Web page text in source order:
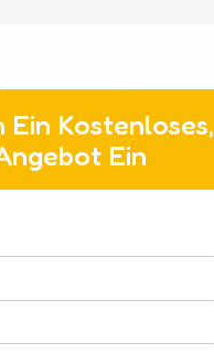
Ein Kostenloses,
Ein